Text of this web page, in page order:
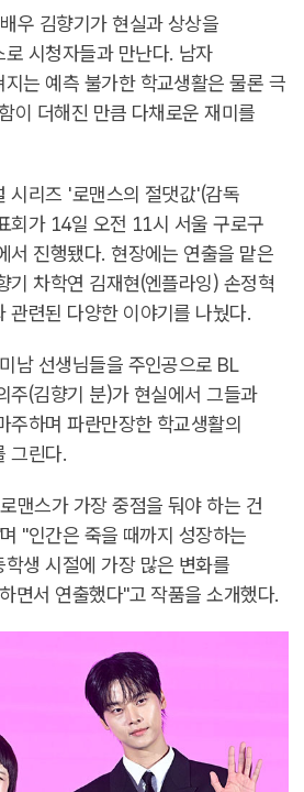
우 김향기가 현실과 상상을
시청자들과 만난다. 남자
는 예측 불가한 학교생활은 물론 극
이 더해진 만큼 다채로운 재미를
시리즈 '로맨스의 절댓값'(감독
회가 14일 오전 11시 서울 구로구
서 진행됐다. 현장에는 연출을 맡은
기 차학연 김재현(엔플라잉) 손정혁
관련된 다양한 이야기를 나눴다.
남 선생님들을 주인공으로 BL
주(김향기 분)가 현실에서 그들과
주하며 파란만장한 학교생활의
그린다.
맨스가 가장 중점을 둬야 하는 건
"인간은 죽을 때까지 성장하는
생 시절에 가장 많은 변화를
면서 연출했다"고 작품을 소개했다.